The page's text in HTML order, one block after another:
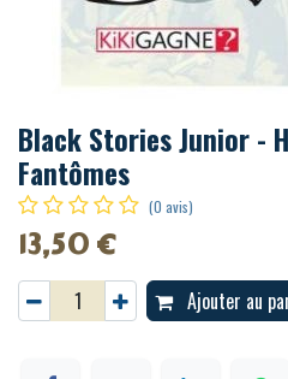
Black Stories Junior -
Fantômes
(0 avis)
13,50€
Ajouter au